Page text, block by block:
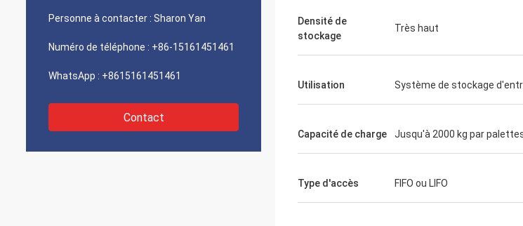
Personne à contacter : Sharon Yan
Numéro de téléphone : +86-15161451461
WhatsApp : +8615161451461
Contact
Densité de
stockage
Très haut
Utilisation Système de stockage
Capacité de charge Jusqu'à 2000 kg par
Type d'accès FIFO ou LIFO